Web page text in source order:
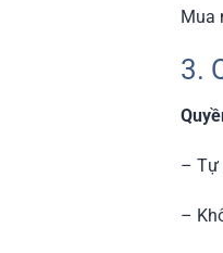
Mua
3.
– Tự
–